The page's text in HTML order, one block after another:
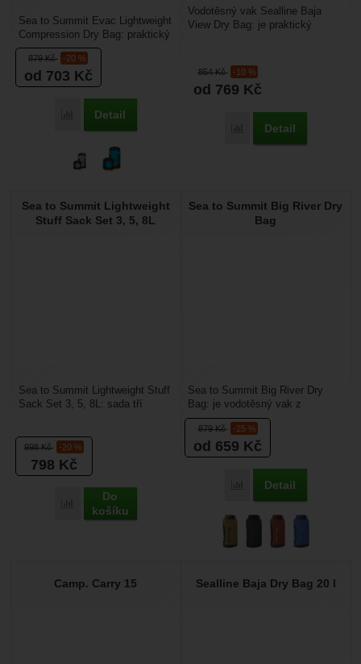
879Kč -20 %
od 703 Kč
Porovnat
Detail
Sea to Summit Evac Lightweight
Compression Dry Bag: praktický
kompresní nepromokavý vak,
který je perfektní...
854Kč -10 %
od 769 Kč
Porovnat
Detail
Vodotěsný vak Sealline Baja
View Dry Bag: je praktický
Sea to Summit Lightweight
Stuff Sack Set 3, 5, 8L
998Kč -20 %
798 Kč
Porovnat
Do
košíku
Sea to Summit Lightweight Stuff
Sack Set 3, 5, 8L: sada tří
Sea to Summit Big River Dry
Bag
879Kč -25 %
od 659 Kč
Porovnat
Detail
Sea to Summit Big River Dry
Bag: je vodotěsný vak z
odolného materiálu, zejména
vhodný pro vodáky. Vaky...
Camp. Carry 15 Sealline Baja Dry Bag 20 l